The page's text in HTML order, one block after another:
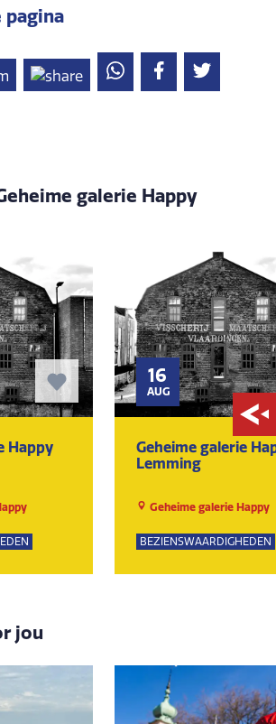
pagina
galerie Happy
Happy
16
AUG
Geheime galerie
Lemming
Geheime galerie Happy
BEZIENSWAARDIGHEDEN
jou